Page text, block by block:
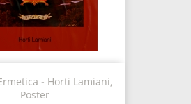
- Horti Lamiani,
Poster